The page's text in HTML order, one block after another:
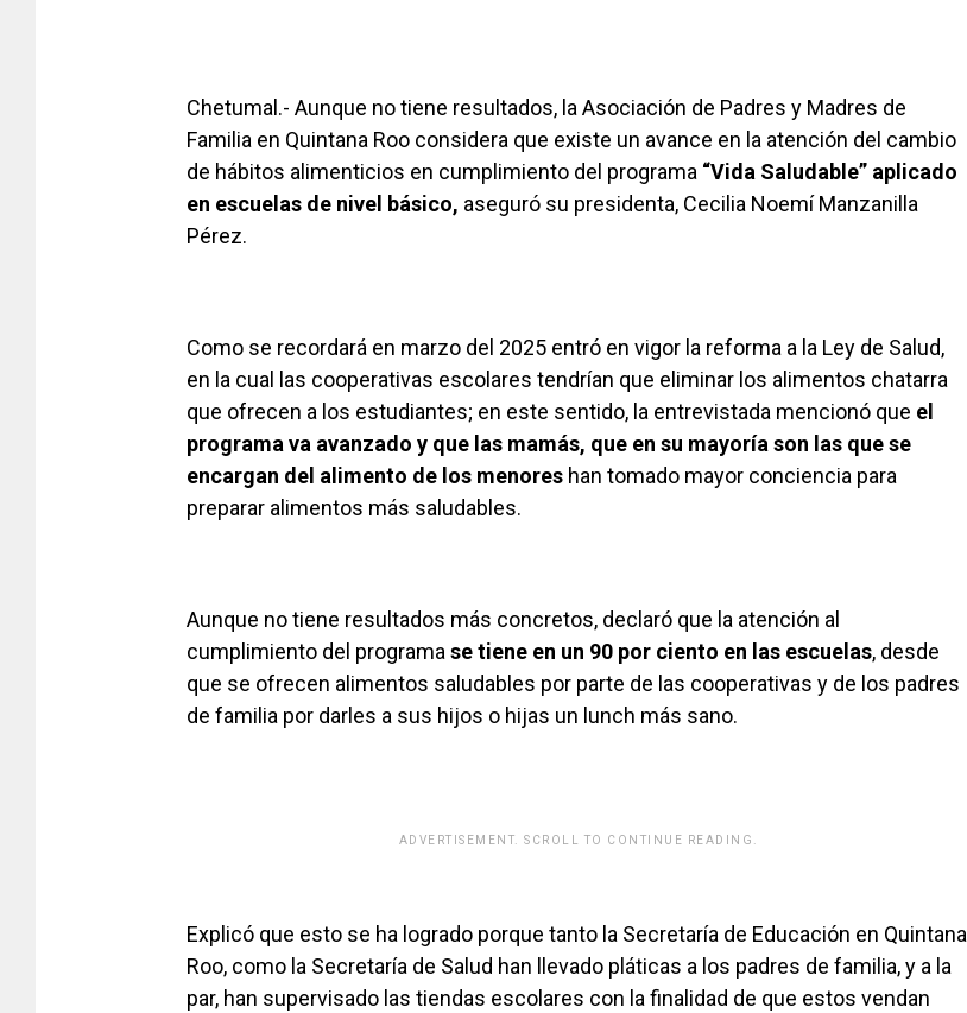
Chetumal.- Aunque no tiene resultados, la Asociación de Padres y Madres de
Familia en Quintana Roo considera que existe un avance en la atención del cambio
de hábitos alimenticios en cumplimiento del programa “Vida Saludable” aplicado
en escuelas de nivel básico, aseguró su presidenta, Cecilia Noemí Manzanilla
Pérez.
Como se recordará en marzo del 2025 entró en vigor la reforma a la Ley de Salud,
en la cual las cooperativas escolares tendrían que eliminar los alimentos chatarra
que ofrecen a los estudiantes; en este sentido, la entrevistada mencionó que el
programa va avanzado y que las mamás, que en su mayoría son las que se
encargan del alimento de los menores han tomado mayor conciencia para
preparar alimentos más saludables.
Aunque no tiene resultados más concretos, declaró que la atención al
cumplimiento del programa se tiene en un 90 por ciento en las escuelas, desde
que se ofrecen alimentos saludables por parte de las cooperativas y de los padres
de familia por darles a sus hijos o hijas un lunch más sano.
ADVERTISEMENT. SCROLL TO CONTINUE READING.
Explicó que esto se ha logrado porque tanto la Secretaría de Educación en Quintana
Roo, como la Secretaría de Salud han llevado pláticas a los padres de familia, y a la
par, han supervisado las tiendas escolares con la finalidad de que estos vendan